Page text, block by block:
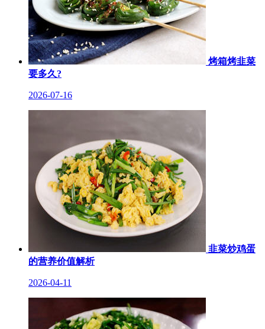
烤箱烤韭菜
要多久?
2026-07-16
韭菜炒鸡蛋
的营养价值解析
2026-04-11